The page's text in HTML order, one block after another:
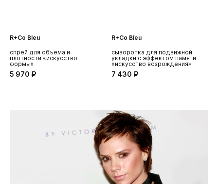
R+Co Bleu
спрей для объема и
плотности «искусство
формы»
5 970 ₽
R+Co Bleu
сыворотка для подвижной
укладки с эффектом памяти
«искусство возрождения»
7 430 ₽